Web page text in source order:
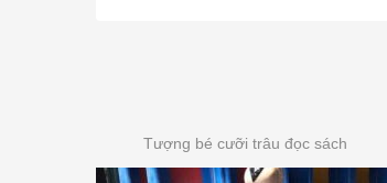
Tượng bé cưỡi trâu đọc sách